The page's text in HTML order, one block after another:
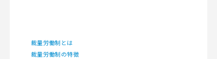
裁量労働制とは
裁量労働制の特徴